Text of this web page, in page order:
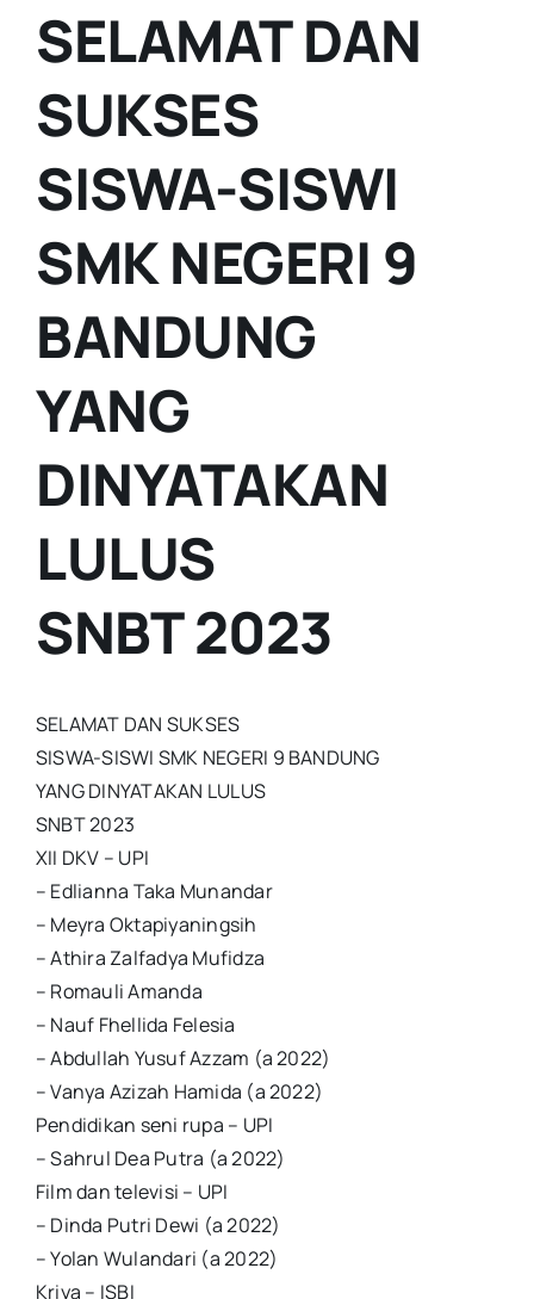
SELAMAT DAN
SUKSES
SISWA-SISWI
SMK NEGERI 9
BANDUNG
YANG
DINYATAKAN
LULUS
SNBT 2023
SELAMAT DAN SUKSES
SISWA-SISWI SMK NEGERI 9 BANDUNG
YANG DINYATAKAN LULUS
SNBT 2023
XII DKV – UPI
– Edlianna Taka Munandar
– Meyra Oktapiyaningsih
– Athira Zalfadya Mufidza
– Romauli Amanda
– Nauf Fhellida Felesia
– Abdullah Yusuf Azzam (a 2022)
– Vanya Azizah Hamida (a 2022)
Pendidikan seni rupa – UPI
– Sahrul Dea Putra (a 2022)
Film dan televisi – UPI
– Dinda Putri Dewi (a 2022)
– Yolan Wulandari (a 2022)
Kriya – ISBI